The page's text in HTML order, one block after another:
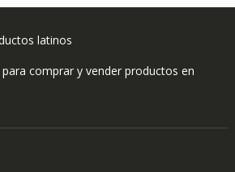
comprar y vender productos en